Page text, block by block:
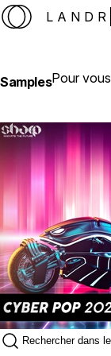
LANDR
SamplesPour vous